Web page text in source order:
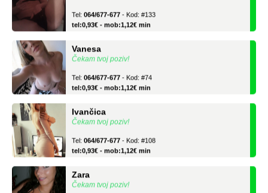
tel:0,93€ - mob:1,12€ min
Čekam tvoj poziv!
tel:0,93€ - mob:1,12€ min
Čekam tvoj poziv!
tel:0,93€ - mob:1,12€ min
Čekam tvoj poziv!